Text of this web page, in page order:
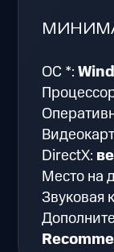
ОС *:
DirectX:
Место на
Звуковая